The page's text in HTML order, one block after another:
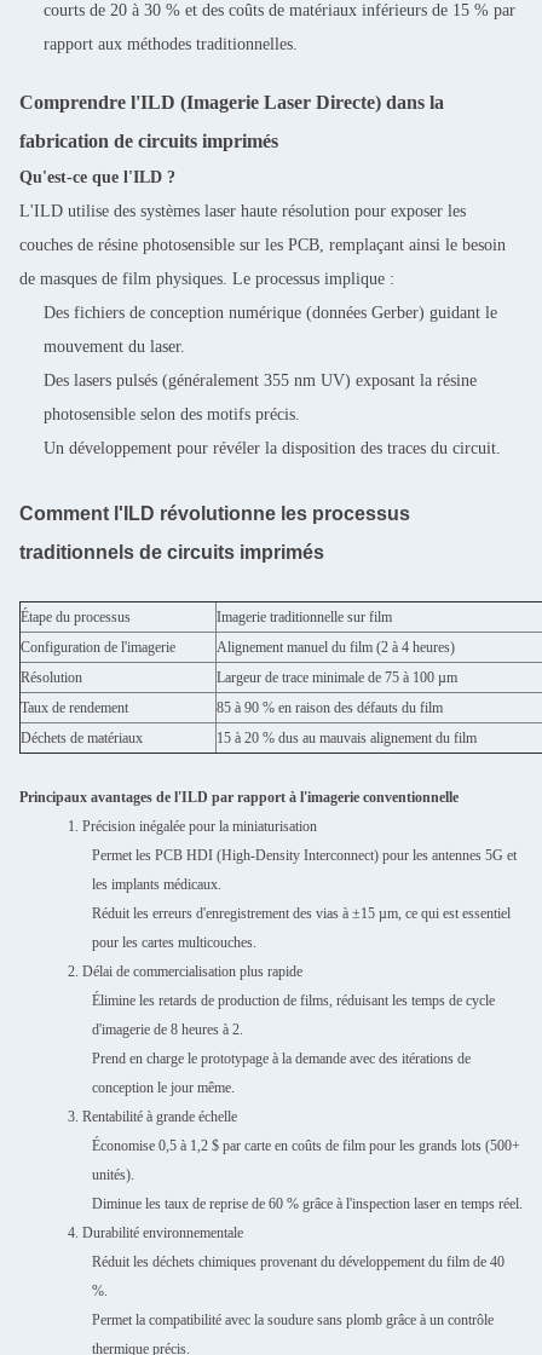
courts de 20 à 30 % et des coûts de matériaux inférieurs de 15 % par
rapport aux méthodes traditionnelles.
Comprendre l'ILD (Imagerie Laser Directe) dans la
fabrication de circuits imprimés
Qu'est-ce que l'ILD ?
L'ILD utilise des systèmes laser haute résolution pour exposer les
couches de résine photosensible sur les PCB, remplaçant ainsi le besoin
de masques de film physiques. Le processus implique :
Des fichiers de conception numérique (données Gerber) guidant le
mouvement du laser.
Des lasers pulsés (généralement 355 nm UV) exposant la résine
photosensible selon des motifs précis.
Un développement pour révéler la disposition des traces du circuit.
Comment l'ILD révolutionne les processus
traditionnels de circuits imprimés
Étape du processus
Imagerie traditionnelle sur film
Configuration de l'imagerie
Alignement manuel du film (2 à 4 heures)
Résolution
Largeur de trace minimale de 75 à 100 µm
Taux de rendement
85 à 90 % en raison des défauts du film
Déchets de matériaux
15 à 20 % dus au mauvais alignement du film
Principaux avantages de l'ILD par rapport à l'imagerie conventionnelle
1. Précision inégalée pour la miniaturisation
Permet les PCB HDI (High-Density Interconnect) pour les antennes 5G et
les implants médicaux.
Réduit les erreurs d'enregistrement des vias à ±15 µm, ce qui est essentiel
pour les cartes multicouches.
2. Délai de commercialisation plus rapide
Élimine les retards de production de films, réduisant les temps de cycle
d'imagerie de 8 heures à 2.
Prend en charge le prototypage à la demande avec des itérations de
conception le jour même.
3. Rentabilité à grande échelle
Économise 0,5 à 1,2 $ par carte en coûts de film pour les grands lots (500+
unités).
Diminue les taux de reprise de 60 % grâce à l'inspection laser en temps réel.
4. Durabilité environnementale
Réduit les déchets chimiques provenant du développement du film de 40
%.
Permet la compatibilité avec la soudure sans plomb grâce à un contrôle
thermique précis.